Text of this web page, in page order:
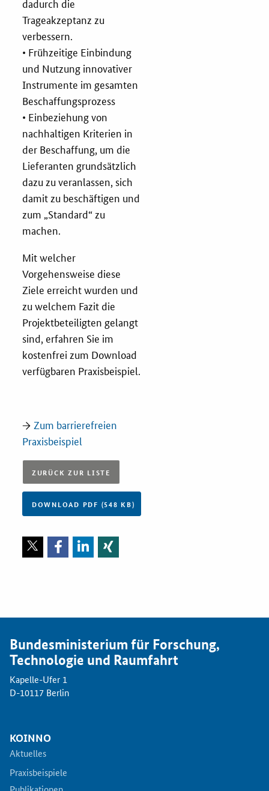
dadurch die
Trageakzeptanz zu
verbessern.
• Frühzeitige Einbindung
und Nutzung innovativer
Instrumente im gesamten
Beschaffungsprozess
• Einbeziehung von
nachhaltigen Kriterien in
der Beschaffung, um die
Lieferanten grundsätzlich
dazu zu veranlassen, sich
damit zu beschäftigen und
zum „Standard“ zu
machen.
Mit welcher
Vorgehensweise diese
Ziele erreicht wurden und
zu welchem Fazit die
Projektbeteiligten gelangt
sind, erfahren Sie im
kostenfrei zum Download
verfügbaren Praxisbeispiel.
→ Zum barrierefreien
Praxisbeispiel
ZURÜCK ZUR LISTE
DOWNLOAD PDF (548 KB)
Bundesministerium für Forschung,
Technologie und Raumfahrt
Kapelle-Ufer 1
D-10117 Berlin
KOINNO
Aktuelles
Praxisbeispiele